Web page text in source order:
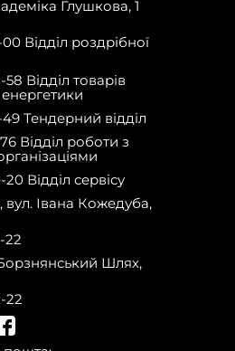
Глушкова, 1
Відділ роздрібної
Відділ товарів
Тендерний відділ
Відділ роботи з
Відділ сервісу
вул. Івана Кожедуба,
22
Шлях,
22
на першу